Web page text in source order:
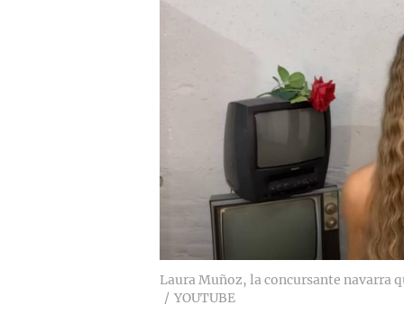
Laura Muñoz, la concursante navarra
YOUTUBE